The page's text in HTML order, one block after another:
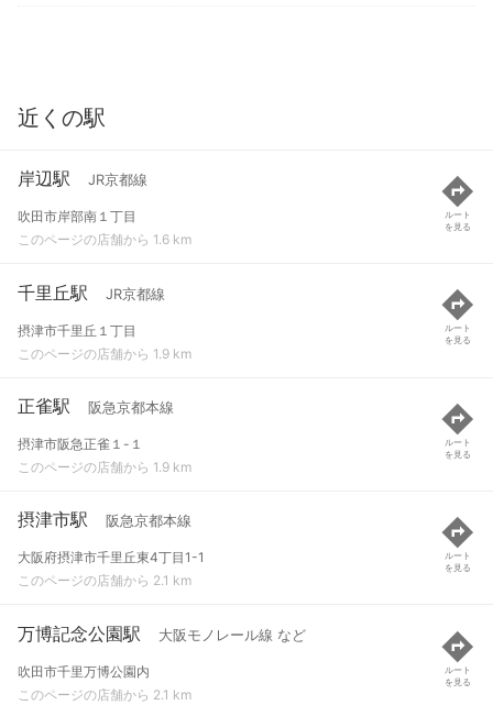
近くの駅
岸辺駅 JR京都線
吹田市岸部南１丁目
このページの店舗から 1.6 km
ルート
を見る
千里丘駅 JR京都線
摂津市千里丘１丁目
このページの店舗から 1.9 km
ルート
を見る
正雀駅 阪急京都本線
摂津市阪急正雀１-１
このページの店舗から 1.9 km
ルート
を見る
摂津市駅 阪急京都本線
大阪府摂津市千里丘東4丁目1-1
このページの店舗から 2.1 km
ルート
を見る
万博記念公園駅 大阪モノレール線 など
吹田市千里万博公園内
このページの店舗から 2.1 km
ルート
を見る